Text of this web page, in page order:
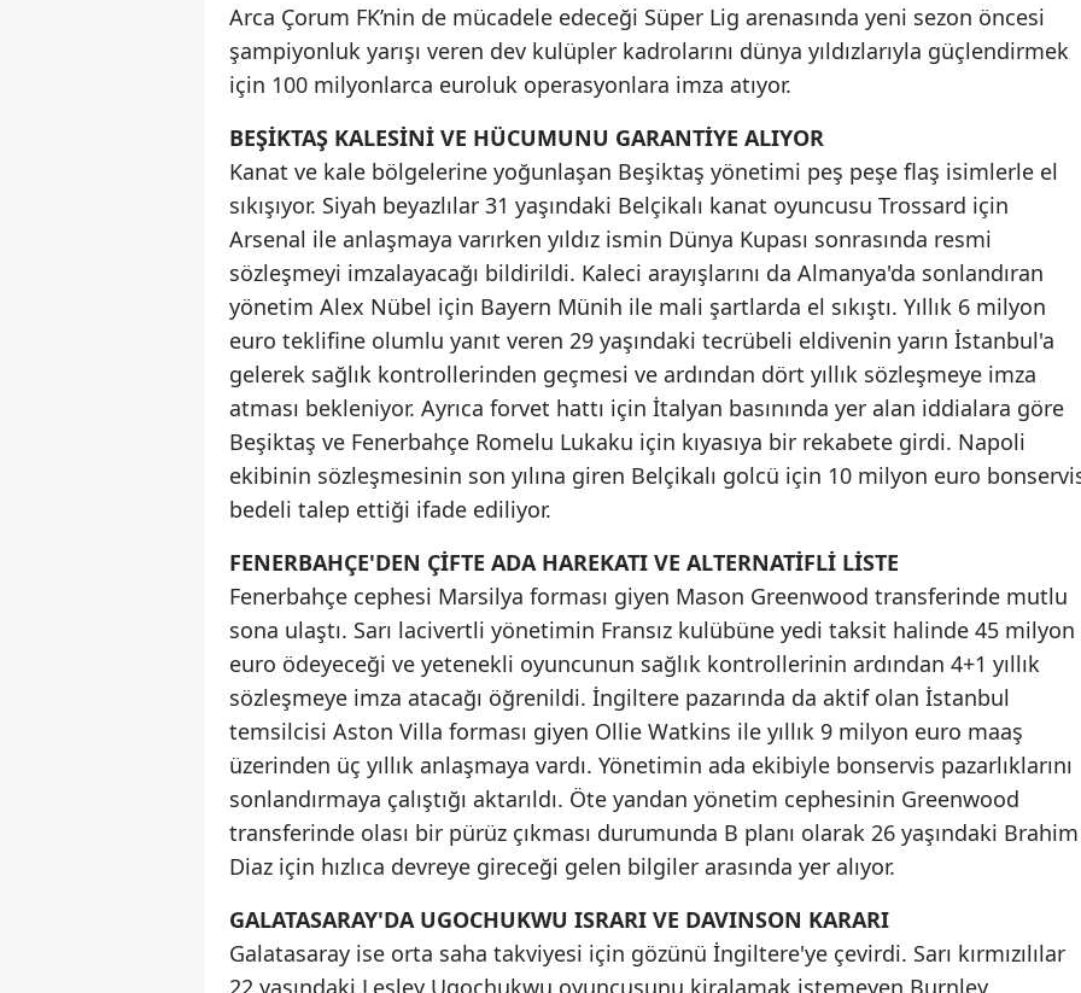
Elazığ
Eskişehir
Gaziantep
Giresun
Gümüşhane
Hakkari
Hatay
Isparta
İzmir
Kars
Kayseri
Konya
Arca Çorum FK’nin de mücadele edeceği Süper Lig arenasında yeni sezon öncesi
şampiyonluk yarışı veren dev kulüpler kadrolarını dünya yıldızlarıyla güçlendirmek
için 100 milyonlarca euroluk operasyonlara imza atıyor.
BEŞİKTAŞ KALESİNİ VE HÜCUMUNU GARANTİYE ALIYOR
Kanat ve kale bölgelerine yoğunlaşan Beşiktaş yönetimi peş peşe flaş isimlerle el
sıkışıyor. Siyah beyazlılar 31 yaşındaki Belçikalı kanat oyuncusu Trossard için
Arsenal ile anlaşmaya varırken yıldız ismin Dünya Kupası sonrasında resmi
sözleşmeyi imzalayacağı bildirildi. Kaleci arayışlarını da Almanya'da sonlandıran
yönetim Alex Nübel için Bayern Münih ile mali şartlarda el sıkıştı. Yıllık 6 milyon
euro teklifine olumlu yanıt veren 29 yaşındaki tecrübeli eldivenin yarın İstanbul'a
gelerek sağlık kontrollerinden geçmesi ve ardından dört yıllık sözleşmeye imza
atması bekleniyor. Ayrıca forvet hattı için İtalyan basınında yer alan iddialara göre
Beşiktaş ve Fenerbahçe Romelu Lukaku için kıyasıya bir rekabete girdi. Napoli
ekibinin sözleşmesinin son yılına giren Belçikalı golcü için 10 milyon euro
bedeli talep ettiği ifade ediliyor.
FENERBAHÇE'DEN ÇİFTE ADA HAREKATI VE ALTERNATİFLİ LİSTE
Fenerbahçe cephesi Marsilya forması giyen Mason Greenwood transferinde mutlu
sona ulaştı. Sarı lacivertli yönetimin Fransız kulübüne yedi taksit halinde 45 milyon
euro ödeyeceği ve yetenekli oyuncunun sağlık kontrollerinin ardından 4+1 yıllık
sözleşmeye imza atacağı öğrenildi. İngiltere pazarında da aktif olan İstanbul
temsilcisi Aston Villa forması giyen Ollie Watkins ile yıllık 9 milyon euro maaş
üzerinden üç yıllık anlaşmaya vardı. Yönetimin ada ekibiyle bonservis pazarlıklarını
sonlandırmaya çalıştığı aktarıldı. Öte yandan yönetim cephesinin Greenwood
transferinde olası bir pürüz çıkması durumunda B planı olarak 26 yaşındaki Brahim
Diaz için hızlıca devreye gireceği gelen bilgiler arasında yer alıyor.
GALATASARAY'DA UGOCHUKWU ISRARI VE DAVINSON KARARI
Galatasaray ise orta saha takviyesi için gözünü İngiltere'ye çevirdi. Sarı kırmızılılar
22 yaşındaki Lesley Ugochukwu oyuncusunu kiralamak istemeyen Burnley